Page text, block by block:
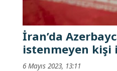
İran’da
istenmeyen kişi
6 Mayıs 2023, 13:11